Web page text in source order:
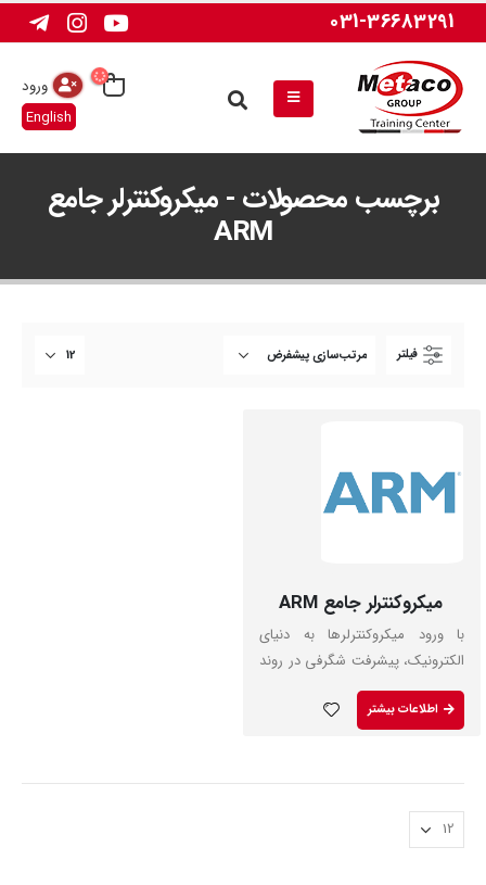
031-36683291
ورود
English
برچسب محصولات - میکروکنترلر جامع
ARM
فیلتر
میکروکنترلر جامع ARM
با ورود میکروکنترلرها به دنیای
الکترونیک، پیشرفت شگرفی در روند
طراحی توسط مهندسین شکل
اطلاعات بیشتر